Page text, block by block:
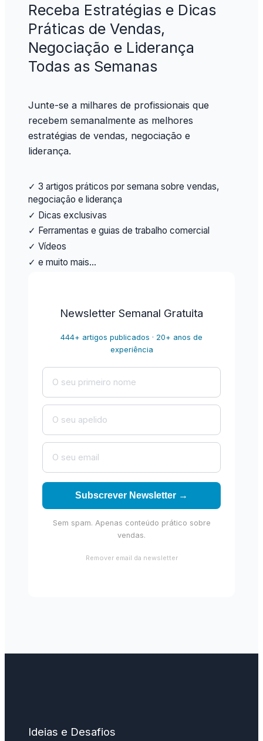
Receba Estratégias e Dicas
Práticas de Vendas,
Negociação e Liderança
Todas as Semanas
Junte-se a milhares de profissionais que
recebem semanalmente as melhores
estratégias de vendas, negociação e
liderança.
✓ 3 artigos práticos por semana sobre vendas,
negociação e liderança
✓ Dicas exclusivas
✓ Ferramentas e guias de trabalho comercial
✓ Vídeos
✓ e muito mais…
Newsletter Semanal Gratuita
444+ artigos publicados · 20+ anos de
experiência
Subscrever Newsletter →
Sem spam. Apenas conteúdo prático sobre
vendas.
Remover email da newsletter
Ideias e Desafios